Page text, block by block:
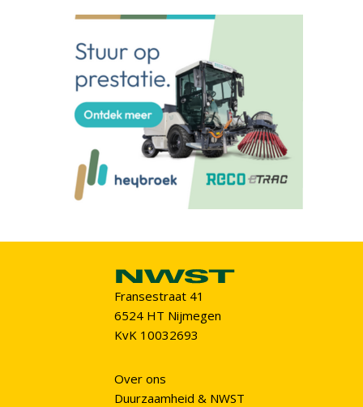
Fransestraat 41
6524 HT Nijmegen
KvK 10032693
Over ons
Duurzaamheid & NWST